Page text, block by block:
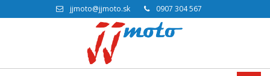
jjmoto@jjmoto.sk 0907 304 567